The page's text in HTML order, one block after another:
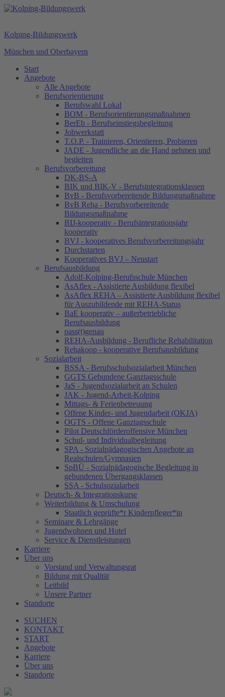
Kolping-Bildungswerk
München und Oberbayern
Start
Angebote
Alle Angebote
Berufsorientierung
Berufswahl Lokal
BOM - Berufsorientierungsmaßnahmen
BerEb - Berufseinstiegsbegleitung
Jobwerkstatt
T.O.P. - Trainieren, Orientieren, Probieren
JADE - Jugendliche an die Hand nehmen und
begleiten
Berufsvorbereitung
DK-BS-A
BIK und BIK-V - Berufsintegrationsklassen
BvB - Berufsvorbereitende Bildungsmaßnahme
BvB Reha - Berufsvorbereitende
Bildungsmaßnahme
BIJ-kooperativ - Berufsintegrationsjahr
kooperativ
BVJ - kooperatives Berufsvorbereitungsjahr
Durchstarten
Kooperatives BVJ – Neustart
Berufsausbildung
Adolf-Kolping-Berufsschule München
AsAflex - Assistierte Ausbildung flexibel
AsAflex REHA – Assistierte Ausbildung flexibel
für Auszubildende mit REHA-Status
BaE kooperativ – außerbetriebliche
Berufsausbildung
pass(t)genau
REHA-Ausbildung - Berufliche Rehabilitation
Rehakoop - kooperative Berufsausbildung
Sozialarbeit
BSSA - Berufsschulsozialarbeit München
GGTS Gebundene Ganztagsschule
JaS - Jugendsozialarbeit an Schulen
JAK - Jugend-Arbeit-Kolping
Mittags- & Ferienbetreuung
Offene Kinder- und Jugendarbeit (OKJA)
OGTS - Offene Ganztagsschule
Pilot Deutschförderoffensive München
Schul- und Individualbegleitung
SPA - Sozialpädagogischen Angebote an
Realschulen/Gymnasien
SpBÜ - Sozialpädagogische Begleitung in
gebundenen Übergangsklassen
SSA - Schulsozialarbeit
Deutsch- & Integrationskurse
Weiterbildung & Umschulung
Staatlich geprüfte*r Kinderpfleger*in
Seminare & Lehrgänge
Jugendwohnen und Hotel
Service & Dienstleistungen
Karriere
Über uns
Vorstand und Verwaltungsrat
Bildung mit Qualität
Leitbild
Unsere Partner
Standorte
SUCHEN
KONTAKT
START
Angebote
Karriere
Über uns
Standorte